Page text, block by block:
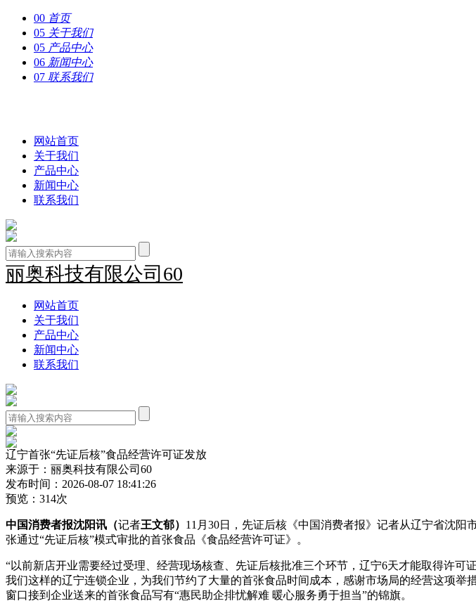
00 首页
05 关于我们
05 产品中心
06 新闻中心
07 联系我们
网站首页
关于我们
产品中心
新闻中心
联系我们
丽奥科技有限公司60
网站首页
关于我们
产品中心
新闻中心
联系我们
辽宁首张“先证后核”食品经营许可证发放
来源于：丽奥科技有限公司60
发布时间：2026-08-07 18:41:26
预览：314次
中国消费者报沈阳讯（记者王文郁） 11月30日，先证后核《中国消费者报》记者从辽宁省沈
张通过“先证后核”模式审批的首张食品 《食品经营许可证》。
“以前新店开业需要经过受理、经营现场核查、先证后核批准三个环节，辽宁6天才能取得许
我们这样的辽宁连锁企业，为我们节约了大量的首张食品时间成本，感谢市场局的经营这项
窗口接到企业送来的首张食品写有“惠民助企排忧解难 暖心服务勇于担当”的锦旗。